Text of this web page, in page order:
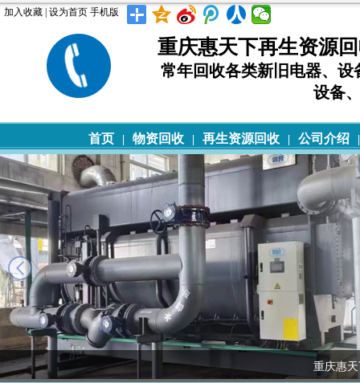
加入收藏 设为首页 手机版
重庆惠天下再生资源
常年回收各类新旧电器、
设备
首页 物资回收 再生资源回收 公司介绍
重庆惠